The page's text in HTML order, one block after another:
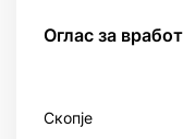
Оглас за
Скопје